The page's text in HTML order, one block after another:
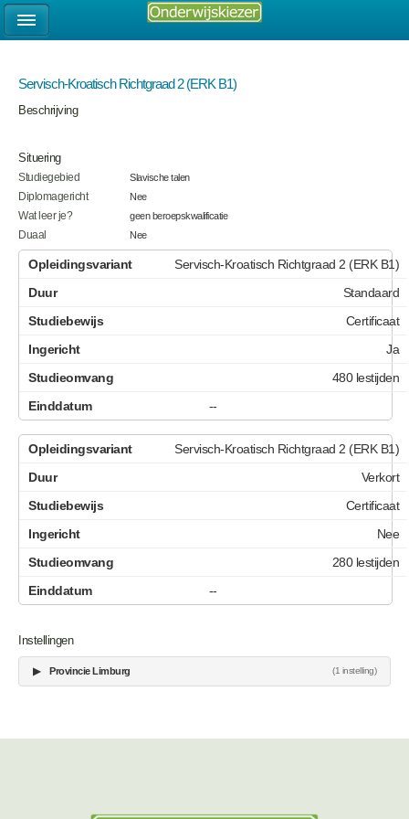
Servisch-Kroatisch Richtgraad 2 (ERK B1)
Beschrijving
Situering
Studiegebied
Slavische talen
Diplomagericht
Nee
Wat leer je?
geen beroepskwalificatie
Duaal
Nee
Servisch-Kroatisch Richtgraad 2 (ERK B1)
Standaard
Certificaat
Ja
480 lestijden
--
Servisch-Kroatisch Richtgraad 2 (ERK B1)
Verkort
Certificaat
Nee
280 lestijden
--
Instellingen
▶ Provincie Limburg (1 instelling)